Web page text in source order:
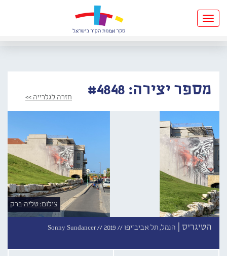
Toggle
navigation
מספר יצירה: #4848 חזרה לגלרייה >>
צילום: טליה ברק
הטיגריס | הנמל, תל אביב־יפו // Sonny Sundancer // 2019